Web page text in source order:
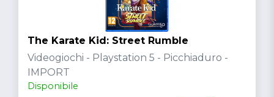
The Karate Kid: Street Rumble
Videogiochi - Playstation 5 - Picchiaduro -
IMPORT
Disponibile